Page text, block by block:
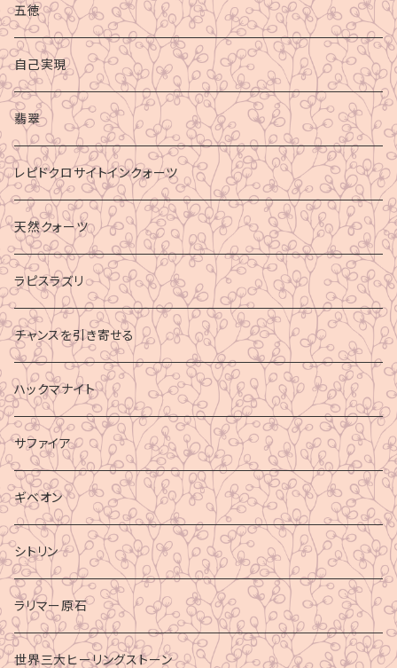
心身の癒し
グラウディング
マイナスエネルギーからの防御
ビジネス成功
財運
五徳
自己実現
翡翠
レピドクロサイトインクォーツ
天然クォーツ
ラピスラズリ
チャンスを引き寄せる
ハックマナイト
サファイア
ギベオン
シトリン
ラリマー原石
世界三大ヒーリングストーン